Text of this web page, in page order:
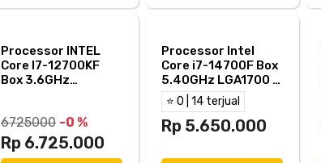
Processor INTEL
Core I7-12700KF
Box 3.6GHz
6725000 -0 %
Rp 6.725.000
Processor Intel
Core i7-14700F Box
5.40GHz LGA1700 -
Intel i7 14700F
⭐ 0 | 14 terjual
Rp 5.650.000